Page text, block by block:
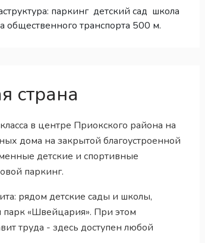
паркинг детский сад школа
общественного транспорта 500 м.
страна
в центре Приокского района на
дома на закрытой благоустроенной
детские и спортивные
паркинг.
рядом детские сады и школы,
парк «Швейцария». При этом
труда - здесь доступен любой